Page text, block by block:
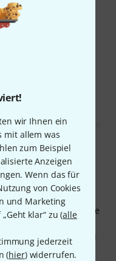
wir Ihnen ein
mit allem was
zum Beispiel
Anzeigen
Wenn das für
von Cookies
und Marketing
klar“ zu (alle
jederzeit
(hier) widerrufen.
teile so weit
von einer
sagen?
hier :-) Ich habe meine
passt gut. Ich
überhaupt gibt und